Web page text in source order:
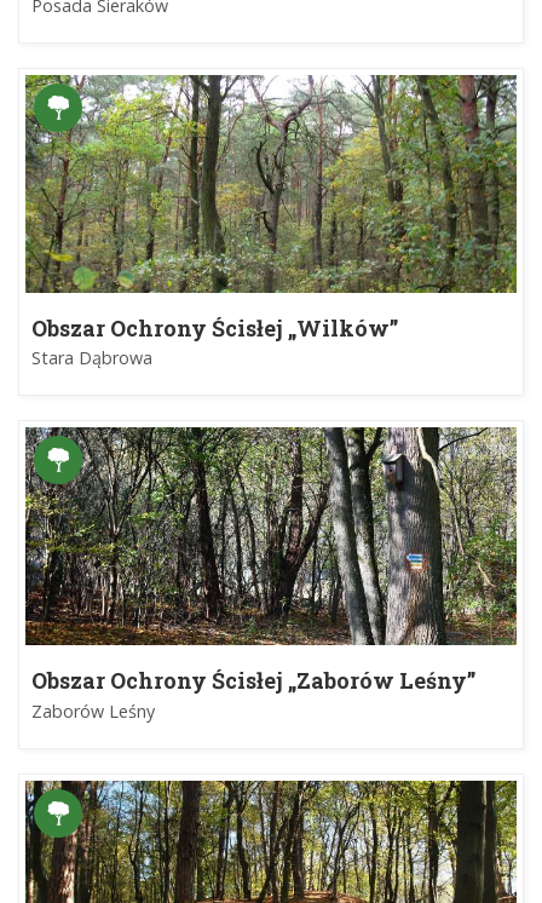
Posada Sieraków
Obszar Ochrony Ścisłej „Wilków”
Stara Dąbrowa
Obszar Ochrony Ścisłej „Zaborów Leśny”
Zaborów Leśny